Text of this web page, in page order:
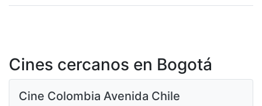
Cines cercanos en Bogotá
Cine Colombia Avenida Chile